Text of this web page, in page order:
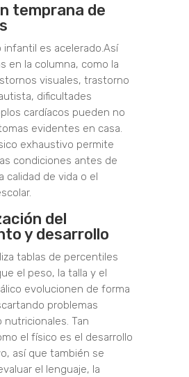
temprana de
infantil es acelerado.Así
en la columna, como la
visuales, trastorno
dificultades
cardíacos pueden no
evidentes en casa.
exhaustivo permite
condiciones antes de
calidad de vida o el
del
y desarrollo
tablas de percentiles
el peso, la talla y el
evolucionen de forma
problemas
nutricionales. Tan
el físico es el desarrollo
así que también se
el lenguaje, la